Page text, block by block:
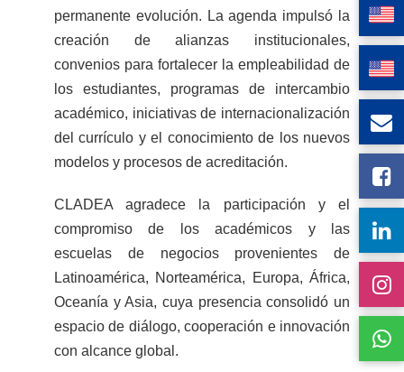
permanente evolución. La agenda impulsó la
creación de alianzas institucionales,
convenios para fortalecer la empleabilidad de
los estudiantes, programas de intercambio
académico, iniciativas de internacionalización
del currículo y el conocimiento de los nuevos
modelos y procesos de acreditación.
CLADEA agradece la participación y el
compromiso de los académicos y las
escuelas de negocios provenientes de
Latinoamérica, Norteamérica, Europa, África,
Oceanía y Asia, cuya presencia consolidó un
espacio de diálogo, cooperación e innovación
con alcance global.